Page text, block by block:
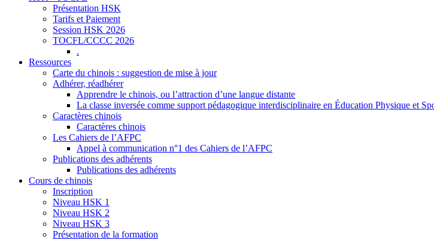
Présentation HSK
Tarifs et Paiement
Session HSK 2026
TOCFL/CCCC 2026
.
Ressources
Carte du chinois : suggestion de mise à jour
Adhérer, réadhérer
Apprendre le chinois, ou l’attraction d’une langue distante
La classe inversée comme support pédagogique interdisciplinaire en Éducation Physique et
Caractères chinois
Caractères chinois
Les Cahiers de l’AFPC
Appel à communication n°1 des Cahiers de l’AFPC
Publications des adhérents
Publications des adhérents
Cours de chinois
Inscription
Niveau HSK 1
Niveau HSK 2
Niveau HSK 3
Présentation de la formation